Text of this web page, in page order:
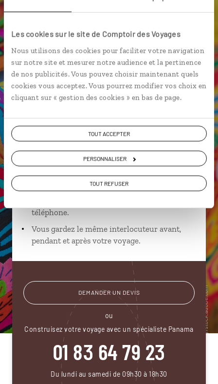
Les cookies sur le site de Comptoir des Voyages
Nous utilisons des cookies pour faciliter votre navigation
sur notre site et mesurer notre audience et la pertinence
de nos publicités. Vous pouvez choisir maintenant quels
cookies vous acceptez. Vous pourrez modifier vos choix en
cliquant sur « gestion des cookies » en bas de page.
TOUT ACCEPTER
PERSONNALISER
TOUT REFUSER
Archipel Bocas del Toro
Mathilde,
spécialiste Panama
Suivez vos envies et demandez conseils à nos
spécialistes
Ils sauront organiser votre itinéraire au plus
Échangez en face à face ou depuis nos studios
téléphone.
Vous gardez le même interlocuteur avant,
pendant et après votre voyage.
DEMANDER UN DEVIS
ou
Construisez votre voyage avec un spécialiste Panama
01 83 64 79 23
Du lundi au samedi de 09h30 à 18h30